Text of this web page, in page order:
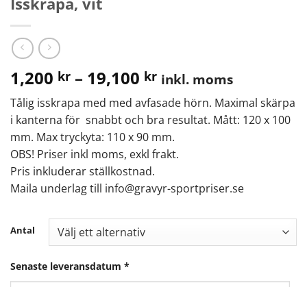
1,200 kr – 19,100 kr inkl. moms
Tålig isskrapa med med avfasade hörn. Maximal skärpa
i kanterna för snabbt och bra resultat. Mått: 120 x 100
mm. Max tryckyta: 110 x 90 mm.
OBS! Priser inkl moms, exkl frakt.
Pris inkluderar ställkostnad.
Maila underlag till info@gravyr-sportpriser.se
Antal
Senaste leveransdatum *